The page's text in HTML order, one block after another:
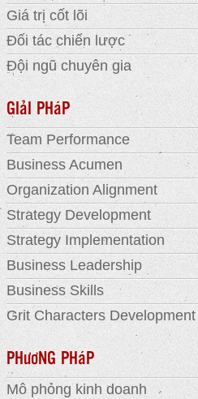
Giá trị cốt lõi
Đối tác chiến lược
Đội ngũ chuyên gia
GIảI PHáP
Team Performance
Business Acumen
Organization Alignment
Strategy Development
Strategy Implementation
Business Leadership
Business Skills
Grit Characters Development
PHươNG PHáP
Mô phỏng kinh doanh